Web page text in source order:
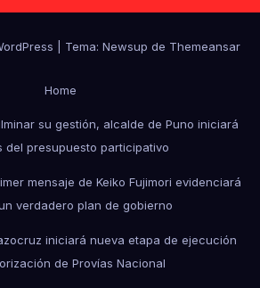
Tema: Newsup de Themeansar
Home
su gestión, alcalde de Puno iniciará
del presupuesto participativo
mensaje de Keiko Fujimori evidenciará
verdadero plan de gobierno
iniciará nueva etapa de ejecución
de Provías Nacional